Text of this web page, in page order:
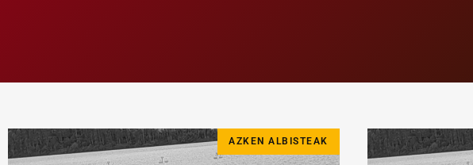
AZKEN ALBISTEAK